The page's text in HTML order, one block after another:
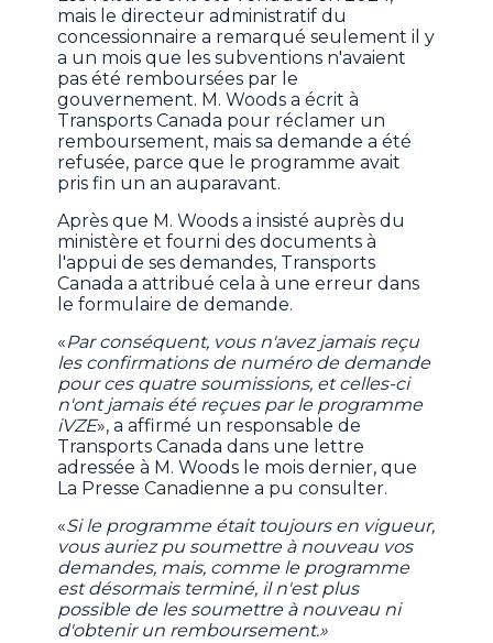
mais le directeur administratif du
concessionnaire a remarqué seulement il y
a un mois que les subventions n'avaient
pas été remboursées par le
gouvernement. M. Woods a écrit à
Transports Canada pour réclamer un
remboursement, mais sa demande a été
refusée, parce que le programme avait
pris fin un an auparavant.
Après que M. Woods a insisté auprès du
ministère et fourni des documents à
l'appui de ses demandes, Transports
Canada a attribué cela à une erreur dans
le formulaire de demande.
«Par conséquent, vous n'avez jamais reçu
les confirmations de numéro de demande
pour ces quatre soumissions, et celles-ci
n'ont jamais été reçues par le programme
iVZE», a affirmé un responsable de
Transports Canada dans une lettre
adressée à M. Woods le mois dernier, que
La Presse Canadienne a pu consulter.
«Si le programme était toujours en vigueur,
vous auriez pu soumettre à nouveau vos
demandes, mais, comme le programme
est désormais terminé, il n'est plus
possible de les soumettre à nouveau ni
d'obtenir un remboursement.»